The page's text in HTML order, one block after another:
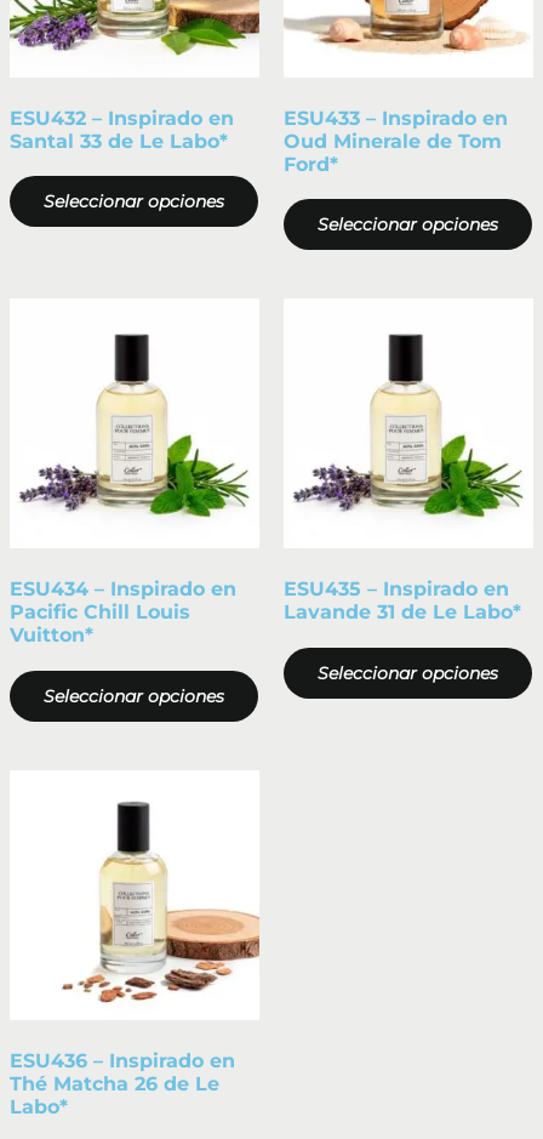
ESU432 – Inspirado en
Santal 33 de Le Labo*
Seleccionar opciones
ESU433 – Inspirado en
Oud Minerale de Tom
Ford*
Seleccionar opciones
ESU434 – Inspirado en
Pacific Chill Louis
Vuitton*
Seleccionar opciones
ESU435 – Inspirado en
Lavande 31 de Le Labo*
Seleccionar opciones
ESU436 – Inspirado en
Thé Matcha 26 de Le
Labo*